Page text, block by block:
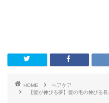
HOME
ヘアケア
【髪が伸びる夢】髪の毛の伸びる